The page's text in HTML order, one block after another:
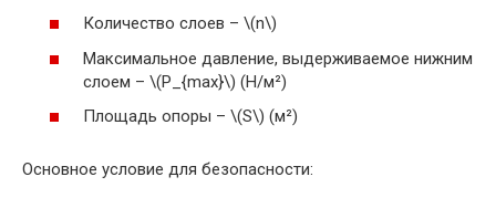
Количество слоев – \(n\)
Максимальное давление, выдерживаемое нижним
слоем – \(P_{max}\) (Н/м²)
Площадь опоры – \(S\) (м²)
Основное условие для безопасности: